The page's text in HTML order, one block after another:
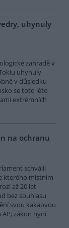
uhynuly
zahradě v
uhynuly
v důsledku
se toto léto
extrémních
na ochranu
schválil
kterého místním
až 20 let
bez souhlasu
svou kakaovou
zákon nyní